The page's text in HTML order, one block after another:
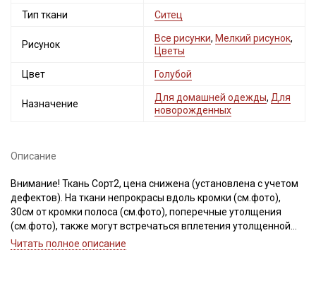
Тип ткани Ситец
Рисунок
Все рисунки, Мелкий рисунок,
Цветы
Цвет Голубой
Назначение
Для домашней одежды, Для
новорожденных
Описание
Внимание! Ткань Сорт2, цена снижена (установлена с учетом
дефектов). На ткани непрокрасы вдоль кромки (см.фото),
30см от кромки полоса (см.фото), поперечные утолщения
(см.фото), также могут встречаться вплетения утолщенной
нити, непрокрасы в виде пятнышек-точек, короткие
Читать полное описание